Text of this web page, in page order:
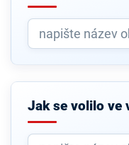
Jak se volilo ve